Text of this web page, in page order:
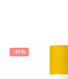
-33%